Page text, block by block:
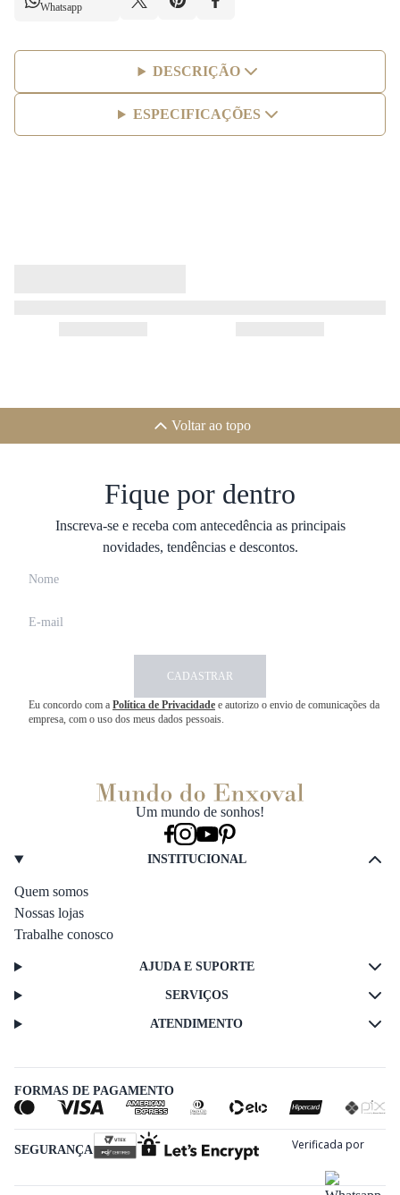
Whatsapp
DESCRIÇÃO
ESPECIFICAÇÕES
Voltar ao topo
Fique por dentro
Inscreva-se e receba com antecedência as principais
novidades, tendências e descontos.
CADASTRAR
Eu concordo com a Política de Privacidade e autorizo o envio de comunicações da
empresa, com o uso dos meus dados pessoais.
Um mundo de sonhos!
INSTITUCIONAL
Quem somos
Nossas lojas
Trabalhe conosco
AJUDA E SUPORTE
SERVIÇOS
ATENDIMENTO
FORMAS DE PAGAMENTO
SEGURANÇA